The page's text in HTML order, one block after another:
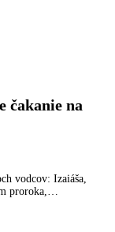
čakanie na
vodcov: Izaiáša,
proroka,…